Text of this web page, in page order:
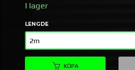
I lager
LENGDE
KÖPA